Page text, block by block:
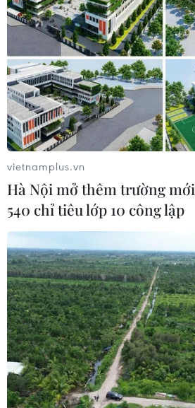
vietnamplus.vn
Hà Nội mở thêm trường
540 chỉ tiêu lớp 10 công lập